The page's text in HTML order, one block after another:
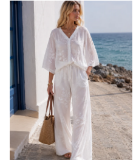
PANTALONI & LEGGINGS